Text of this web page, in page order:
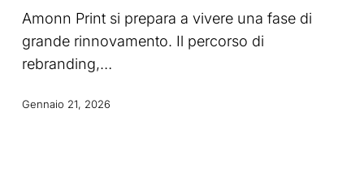
e
innovazione
Amonn Print si prepara a vivere una fase di
grande rinnovamento. Il percorso di
rebranding,…
Gennaio 21, 2026